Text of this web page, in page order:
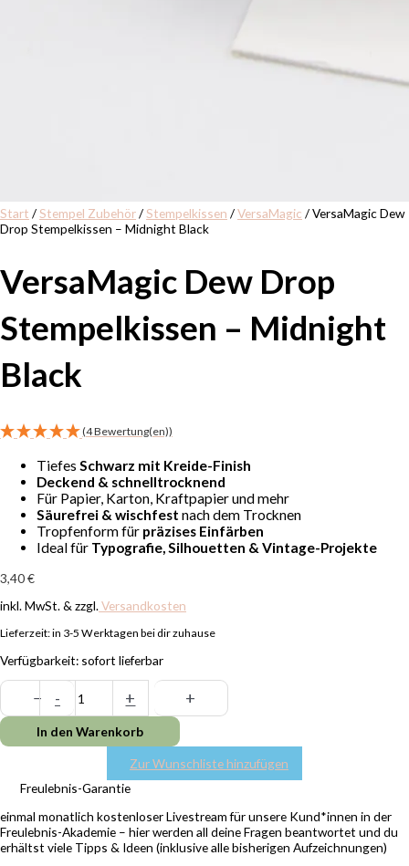
Start /Stempel Zubehör/Stempelkissen /VersaMagic / VersaMagic Dew
Drop Stempelkissen – Midnight Black
VersaMagic Dew Drop
Stempelkissen – Midnight
Black
(4 Bewertung(en))
Tiefes Schwarz mit Kreide-Finish
Deckend & schnelltrocknend
Für Papier, Karton, Kraftpapier und mehr
Säurefrei & wischfest nach dem Trocknen
Tropfenform für präzises Einfärben
Ideal für Typografie, Silhouetten & Vintage-Projekte
3,40€
inkl. MwSt. & zzgl.Versandkosten
Lieferzeit:in 3-5 Werktagen bei dir zuhause
Verfügbarkeit: sofort lieferbar
− - + +
In den Warenkorb
Zur Wunschliste hinzufügen
Freulebnis-Garantie
einmal monatlich kostenloser Livestream für unsere Kund*innen in der
Freulebnis-Akademie – hier werden all deine Fragen beantwortet und du
erhältst viele Tipps & Ideen (inklusive alle bisherigen Aufzeichnungen)